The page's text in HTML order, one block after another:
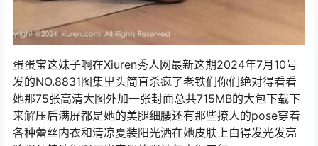
蛋蛋宝这妹子啊在Xiuren秀人网最新这期2024年7月10号
发的NO.8831图集里头简直杀疯了老铁们你们绝对得看看
她那75张高清大图外加一张封面总共715MB的大包下载下
来解压后满屏都是她的美腿细腰还有那些撩人的pose穿着
各种蕾丝内衣和清凉夏装阳光洒在她皮肤上白得发光发亮